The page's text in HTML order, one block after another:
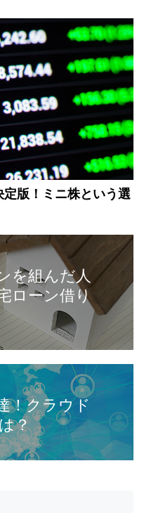
版！ミニ株という選
を組んだ人
ローン借り
！クラウド
？